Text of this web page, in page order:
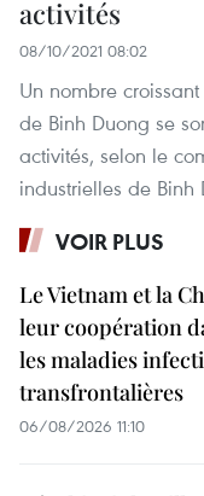
activités
08/10/2021 08:02
Un nombre
de Binh Duong se
activités, selon le
industrielles de Binh
VOIR PLUS
Le Vietnam et la
leur coopération
les maladies
transfrontalières
06/08/2026 11:10